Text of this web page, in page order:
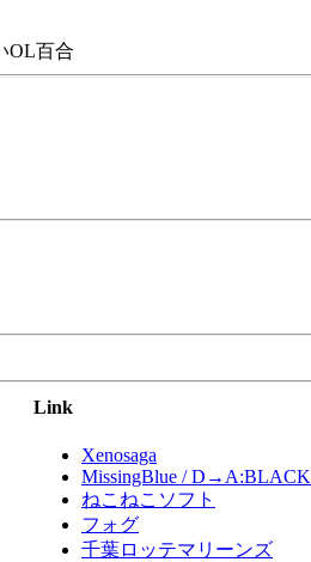
OL百合
Link
Xenosaga
MissingBlue / D→A:BLACK
ねこねこソフト
フォグ
千葉ロッテマリーンズ